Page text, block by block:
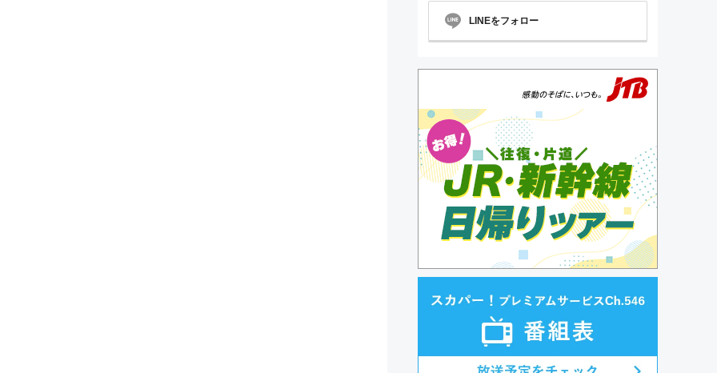
LINEをフォロー